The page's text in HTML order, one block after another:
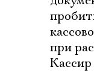
при